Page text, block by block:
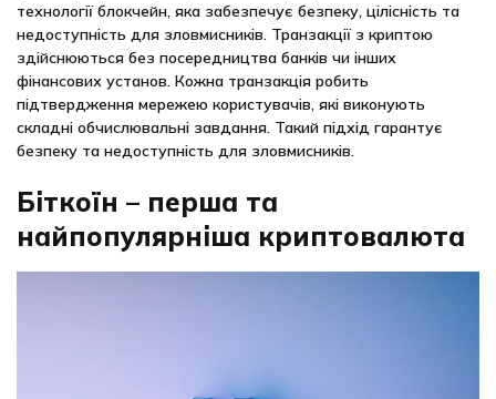
технології блокчейн, яка забезпечує безпеку, цілісність та
недоступність для зловмисників. Транзакції з криптою
здійснюються без посередництва банків чи інших
фінансових установ. Кожна транзакція робить
підтвердження мережею користувачів, які виконують
складні обчислювальні завдання. Такий підхід гарантує
безпеку та недоступність для зловмисників.
Біткоїн – перша та
найпопулярніша криптовалюта